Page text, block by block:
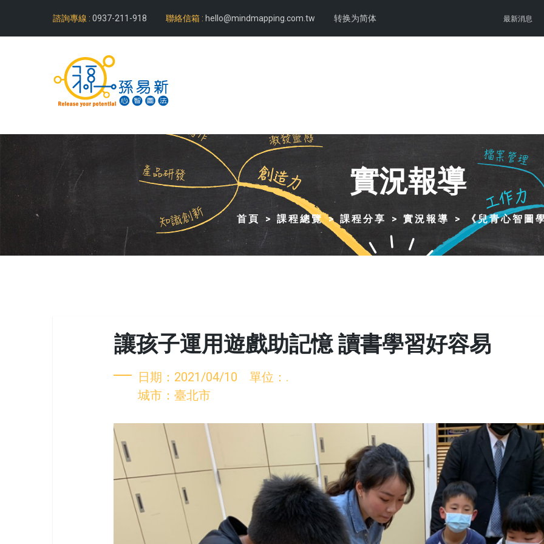
諮詢專線 : 0937-211-918 聯絡信箱 : hello@mindmapping.com.tw 转换为简体 最新消息
實況報導
首頁 課程總覽 課程分享 實況報導 《兒青心智圖
讓孩子運用遊戲助記憶 讀書學習好容易
日期：2021/04/10 單位：.
城市：臺北市